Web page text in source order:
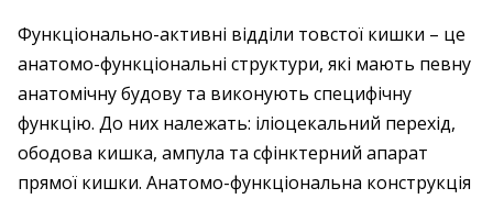
Функціонально-активні відділи товстої кишки – це
анатомо-функціональні структури, які мають певну
анатомічну будову та виконують специфічну
функцію. До них належать: іліоцекальний перехід,
ободова кишка, ампула та сфінктерний апарат
прямої кишки. Анатомо-функціональна конструкція